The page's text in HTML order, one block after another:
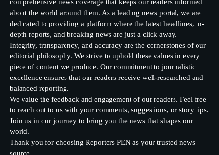
comprehensive news coverage that keeps our readers informed
about the world around them. As a leading news portal, we are
dedicated to providing a platform where the latest headlines, in-
depth reports, and breaking news are just a click away.
Integrity, transparency, and accuracy are the cornerstones of our
editorial philosophy. We strive to uphold these values in every
piece of content we produce. Our commitment to journalistic
excellence ensures that our readers receive well-researched and
balanced reporting.
We value the feedback and engagement of our readers. Feel free
to reach out to us with your comments, suggestions, or story tips.
Join us in our journey to bring you the news that shapes our
world.
Thank you for choosing Reporters PEN as your trusted news
source.